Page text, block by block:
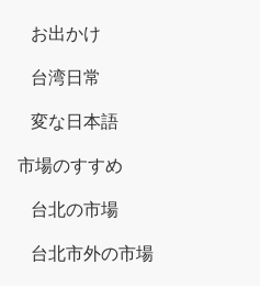
お出かけ
台湾日常
変な日本語
市場のすすめ
台北の市場
台北市外の市場